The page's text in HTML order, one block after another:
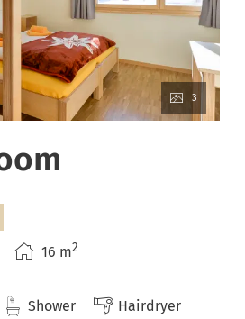
3
16 m2
Shower
Hairdryer